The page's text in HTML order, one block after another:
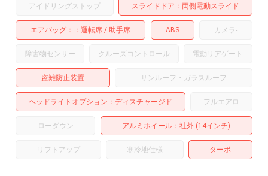
アイドリングストップ スライドドア 両側電動スライド
エアバッグ： 運転席 助手席 ABS カメラ-
障害物センサー クルーズコントロール 電動リアゲート
盗難防止装置 サンルーフ・ガラスルーフ
ヘッドライトオプション ディスチャージド フルエアロ
ローダウン アルミホイール ：社外 (14インチ)
リフトアップ 寒冷地仕様 ターボ